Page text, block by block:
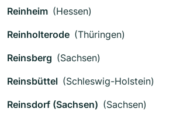
Reinheim (Hessen)
Reinholterode (Thüringen)
Reinsberg (Sachsen)
Reinsbüttel (Schleswig-Holstein)
Reinsdorf (Sachsen) (Sachsen)